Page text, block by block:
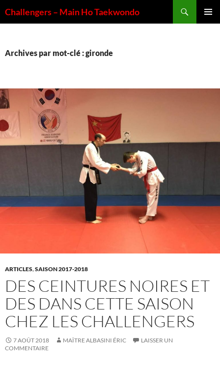
auChallengers – Main Ho Taekwondo
Archives par mot-clé : gironde
ARTICLES,SAISON 2017-2018
DES CEINTURES NOIRES ET
DES DANS CETTE SAISON
CHEZ LES CHALLENGERS
7 AOÛT 2018 MAÎTRE ALBASINI ÉRIC
LAISSER UN
COMMENTAIRE